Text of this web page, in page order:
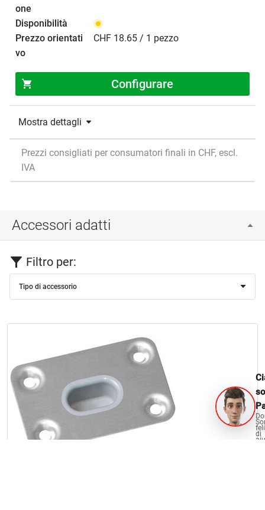
CHF 18.65 / 1 pezzo
Configurare
Mostra dettagli
Prezzi consigliati per consumatori finali in CHF, escl.
IVA
Accessori adatti
Filtro per:
Tipo di accessorio
di